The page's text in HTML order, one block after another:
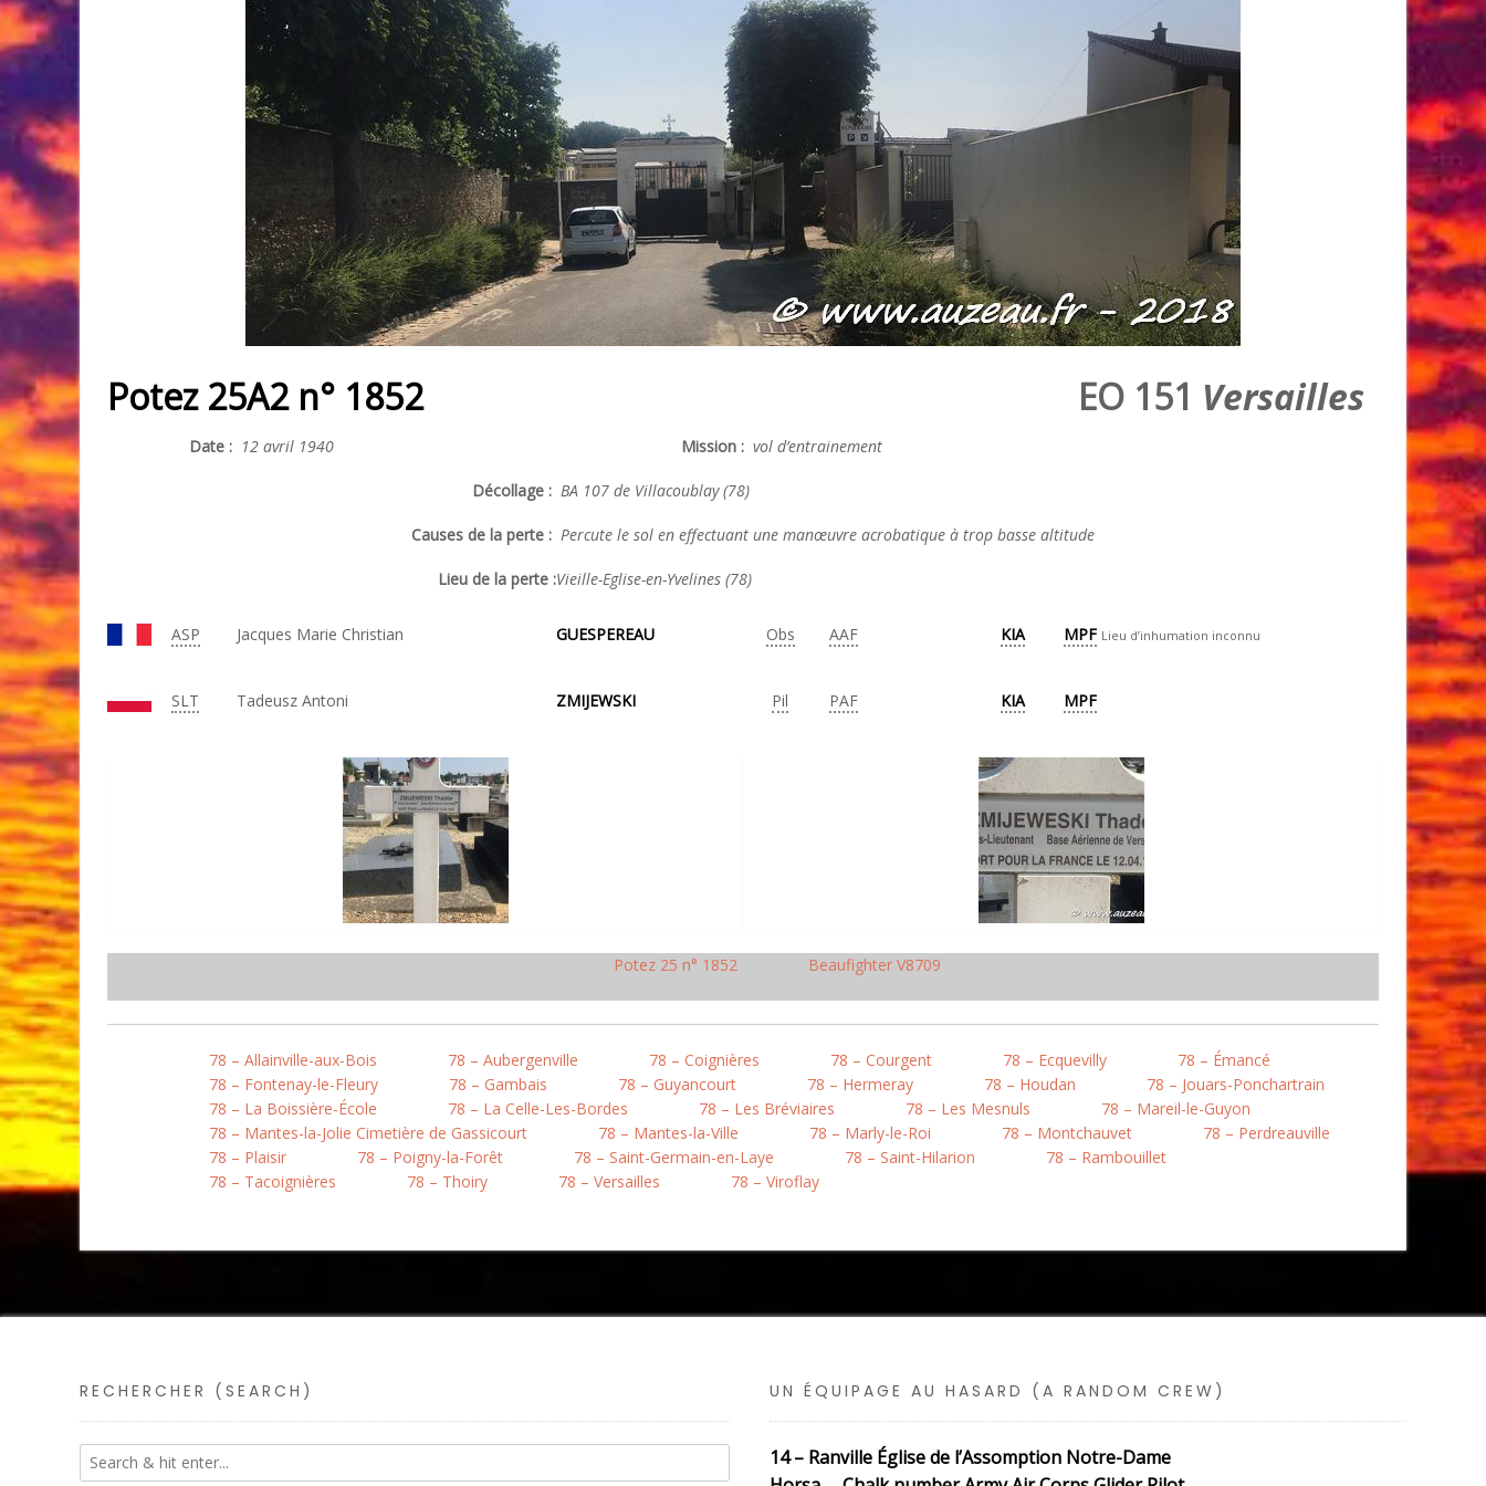
Potez 25A2 n° 1852 EO 151 Versailles
Date : 12 avril 1940 Mission : vol d’entrainement
Décollage : BA 107 de Villacoublay (78)
Causes de la perte : Percute le sol en effectuant une manœuvre acrobatique à trop basse altitude
Lieu de la perte :Vieille-Eglise-en-Yvelines (78)
ASP Jacques Marie Christian GUESPEREAU Obs AAF KIA MPF Lieu d’inhumation inconnu
SLT Tadeusz Antoni ZMIJEWSKI Pil PAF KIA MPF
Potez 25 n° 1852 Beaufighter V8709
78 – Allainville-aux-Bois 78 – Aubergenville 78 – Coignières 78 – Courgent 78 – Ecquevilly
78 – Émancé
78 – Fontenay-le-Fleury
78 – Gambais 78 – Guyancourt 78 – Hermeray 78 – Houdan
78 – Jouars-Ponchartrain
78 – La Boissière-École
78 – La Celle-Les-Bordes 78 – Les Bréviaires 78 – Les Mesnuls
78 – Mareil-le-Guyon
78 – Mantes-la-Jolie Cimetière de Gassicourt
78 – Mantes-la-Ville 78 – Marly-le-Roi 78 – Montchauvet
78 – Perdreauville
78 – Plaisir
78 – Poigny-la-Forêt 78 – Saint-Germain-en-Laye 78 – Saint-Hilarion
78 – Rambouillet
78 – Tacoignières
78 – Thoiry 78 – Versailles 78 – Viroflay
RECHERCHER (SEARCH) UN ÉQUIPAGE AU HASARD (A RANDOM CREW)
14 – Ranville Église de l’Assomption Notre-Dame